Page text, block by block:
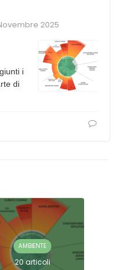
2025
i
di
AMBIENTE
20 articoli